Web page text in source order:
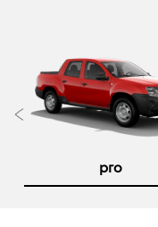
pro
Anterior